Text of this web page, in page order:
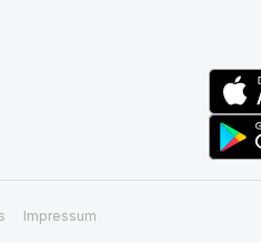
Impressum